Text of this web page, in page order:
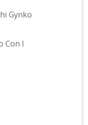
Gynko
Con I